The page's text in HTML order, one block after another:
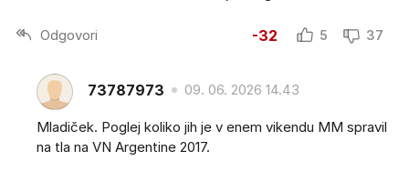
Odgovori -32 5 37
73787973 09. 06. 2026 14.43
Mladiček. Poglej koliko jih je v enem vikendu MM spravil
na tla na VN Argentine 2017.